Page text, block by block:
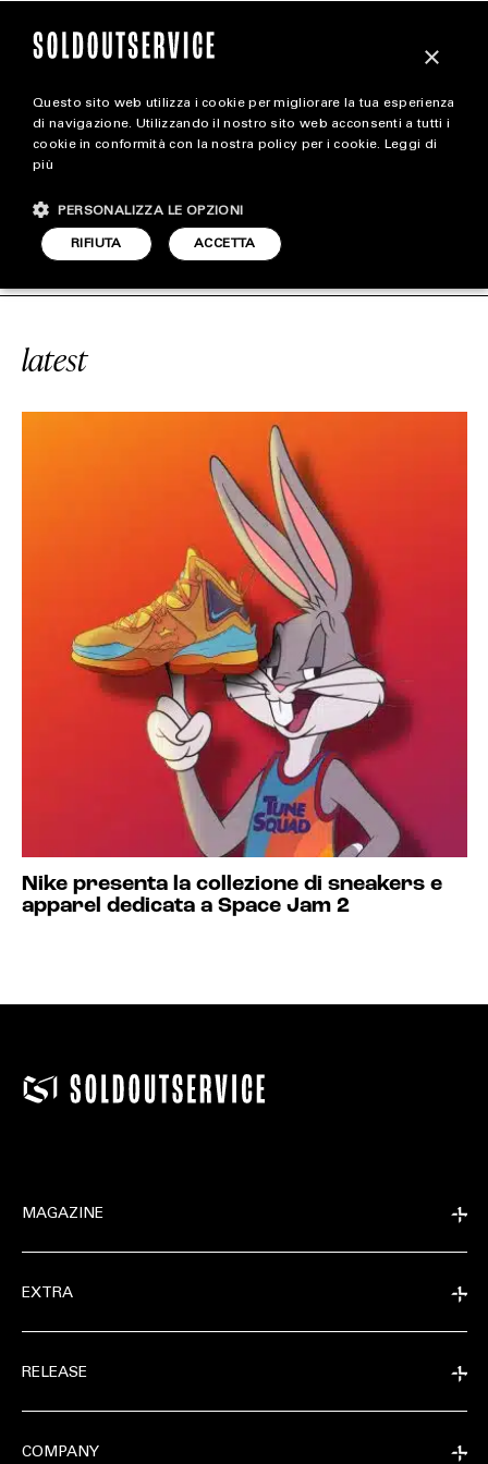
magazine
STYLE
FOOTWEAR
X SPACE JAM
latest
Nike presenta la collezione di sneakers e
apparel dedicata a Space Jam 2
MAGAZINE
EXTRA
RELEASE
COMPANY
×
Questo sito web utilizza i cookie per migliorare la tua esperienza
di navigazione. Utilizzando il nostro sito web acconsenti a tutti i
cookie in conformità con la nostra policy per i cookie. Leggi di
più
ACCETTA
RIFIUTA
PERSONALIZZA LE OPZIONI